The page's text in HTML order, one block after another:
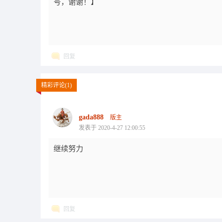
号，谢谢！】
回复
精彩评论(1)
gada888
版主
发表于 2020-4-27 12:00:55
继续努力
回复